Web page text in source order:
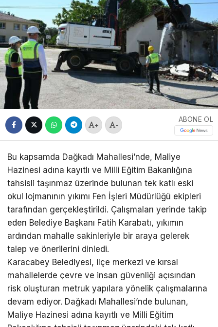
+ -
ABONE OL
Bu kapsamda Dağkadı Mahallesi’nde, Maliye
Hazinesi adına kayıtlı ve Milli Eğitim Bakanlığına
tahsisli taşınmaz üzerinde bulunan tek katlı eski
okul lojmanının yıkımı Fen İşleri Müdürlüğü ekipleri
tarafından gerçekleştirildi. Çalışmaları yerinde takip
eden Belediye Başkanı Fatih Karabatı, yıkımın
ardından mahalle sakinleriyle bir araya gelerek
talep ve önerilerini dinledi.
Karacabey Belediyesi, ilçe merkezi ve kırsal
mahallelerde çevre ve insan güvenliği açısından
risk oluşturan metruk yapılara yönelik çalışmalarına
devam ediyor. Dağkadı Mahallesi’nde bulunan,
Maliye Hazinesi adına kayıtlı ve Milli Eğitim